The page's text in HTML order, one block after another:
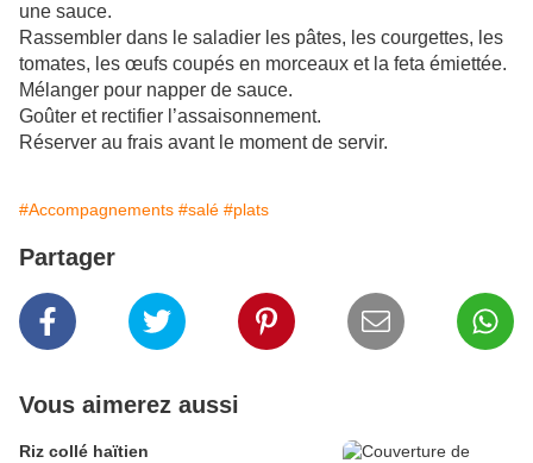
une sauce.
Rassembler dans le saladier les pâtes, les courgettes, les
tomates, les œufs coupés en morceaux et la feta émiettée.
Mélanger pour napper de sauce.
Goûter et rectifier l’assaisonnement.
Réserver au frais avant le moment de servir.
#Accompagnements #salé #plats
Partager
Vous aimerez aussi
Riz collé haïtien